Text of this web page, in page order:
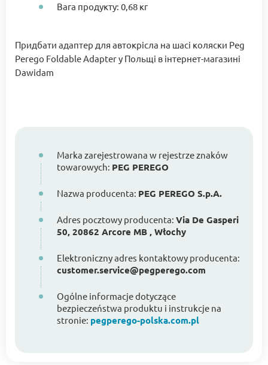
Вага продукту: 0,68 кг
Придбати адаптер для автокрісла на шасі коляски Peg
Perego Foldable Adapter у Польщі в інтернет-магазині
Dawidam
Marka zarejestrowana w rejestrze znaków
towarowych: PEG PEREGO
Nazwa producenta: PEG PEREGO S.p.A.
Adres pocztowy producenta: Via De Gasperi
50, 20862 Arcore MB , Włochy
Elektroniczny adres kontaktowy producenta:
customer.service@pegperego.com
Ogólne informacje dotyczące
bezpieczeństwa produktu i instrukcje na
stronie: pegperego-polska.com.pl